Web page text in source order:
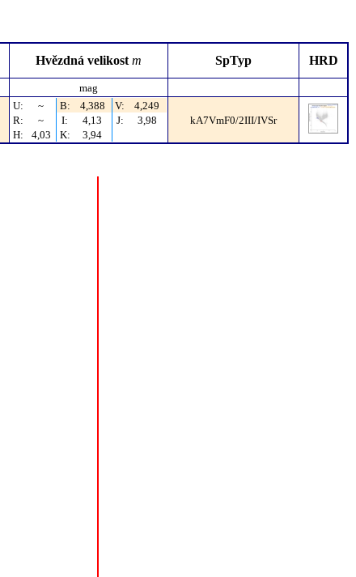
Hvězdná velikost m SpTyp HRD
mag
U: ~ B: 4,388 V:
4,249
R:
~ I: 4,13 J:
3,98
H:
4,03 K: 3,94
kA7VmF0/2III/IVSr